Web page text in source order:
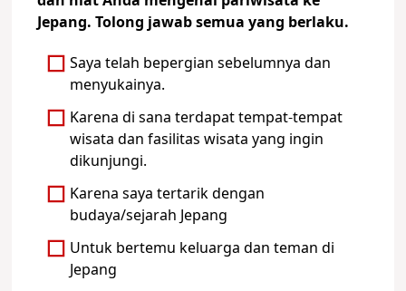
Jepang. Tolong jawab semua yang berlaku.
Saya telah bepergian sebelumnya dan
menyukainya.
Karena di sana terdapat tempat-tempat
wisata dan fasilitas wisata yang ingin
dikunjungi.
Karena saya tertarik dengan
budaya/sejarah Jepang
Untuk bertemu keluarga dan teman di
Jepang